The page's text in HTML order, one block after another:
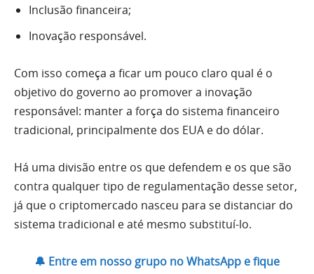
Inclusão financeira;
Inovação responsável.
Com isso começa a ficar um pouco claro qual é o
objetivo do governo ao promover a inovação
responsável: manter a força do sistema financeiro
tradicional, principalmente dos EUA e do dólar.
Há uma divisão entre os que defendem e os que são
contra qualquer tipo de regulamentação desse setor,
já que o criptomercado nasceu para se distanciar do
sistema tradicional e até mesmo substituí-lo.
🔔 Entre em nosso grupo no WhatsApp e fique